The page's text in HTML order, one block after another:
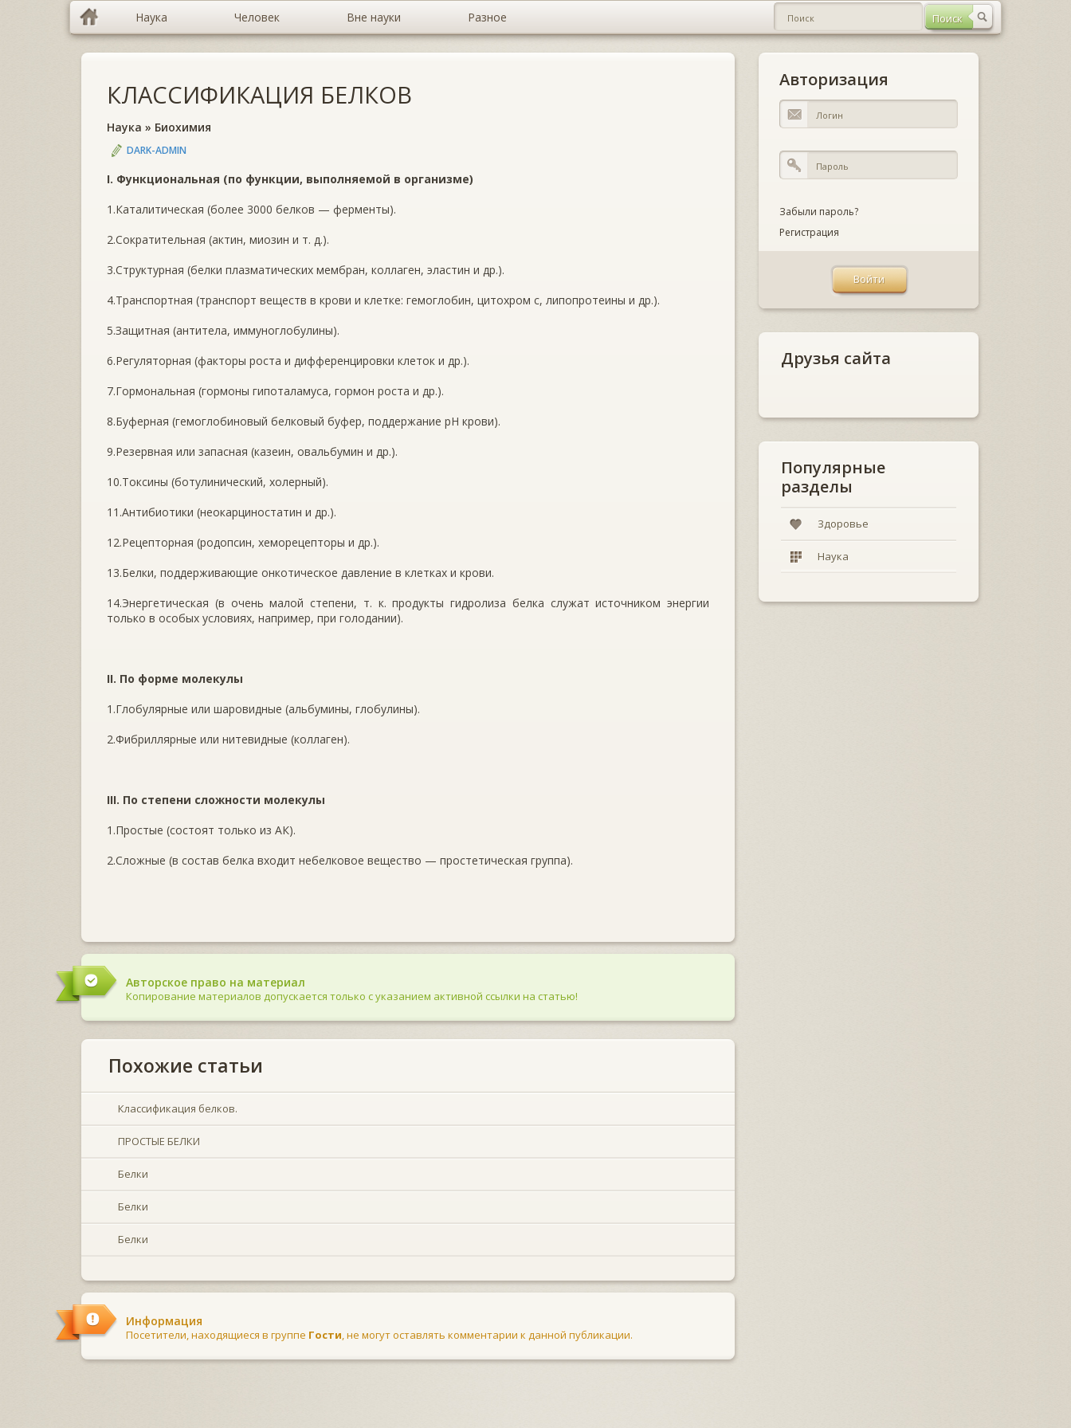
Наука Человек Вне науки Разное
КЛАССИФИКАЦИЯ БЕЛКОВ
Наука » Биохимия
DARK-ADMIN
I. Функциональная (по функции, выполняемой в организме)
1.Каталитическая (более 3000 белков — ферменты).
2.Сократительная (актин, миозин и т. д.).
3.Структурная (белки плазматических мембран, коллаген, эластин и др.).
4.Транспортная (транспорт веществ в крови и клетке: гемоглобин, цитохром с, липопротеины и др.).
5.Защитная (антитела, иммуноглобулины).
6.Регуляторная (факторы роста и дифференцировки клеток и др.).
7.Гормональная (гормоны гипоталамуса, гормон роста и др.).
8.Буферная (гемоглобиновый белковый буфер, поддержание рН крови).
9.Резервная или запасная (казеин, овальбумин и др.).
10.Токсины (ботулинический, холерный).
11.Антибиотики (неокарциностатин и др.).
12.Рецепторная (родопсин, хеморецепторы и др.).
13.Белки, поддерживающие онкотическое давление в клетках и крови.
14.Энергетическая (в очень малой степени, т. к. продукты гидролиза белка служат источником энергии
только в особых условиях, например, при голодании).
II. По форме молекулы
1.Глобулярные или шаровидные (альбумины, глобулины).
2.Фибриллярные или нитевидные (коллаген).
III. По степени сложности молекулы
1.Простые (состоят только из АК).
2.Сложные (в состав белка входит небелковое вещество — простетическая группа).
Авторское право на материал
Копирование материалов допускается только с указанием активной ссылки на статью!
Похожие статьи
Классификация белков.
ПРОСТЫЕ БЕЛКИ
Белки
Белки
Белки
Информация
Посетители, находящиеся в группе Гости, не могут оставлять комментарии к данной публикации.
Авторизация
Забыли пароль?
Регистрация
Друзья сайта
Популярные
разделы
Здоровье
Наука